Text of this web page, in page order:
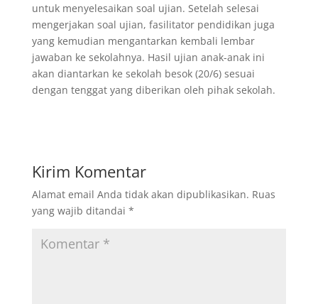
untuk menyelesaikan soal ujian. Setelah selesai
mengerjakan soal ujian, fasilitator pendidikan juga
yang kemudian mengantarkan kembali lembar
jawaban ke sekolahnya. Hasil ujian anak-anak ini
akan diantarkan ke sekolah besok (20/6) sesuai
dengan tenggat yang diberikan oleh pihak sekolah.
Kirim Komentar
Alamat email Anda tidak akan dipublikasikan. Ruas
yang wajib ditandai *